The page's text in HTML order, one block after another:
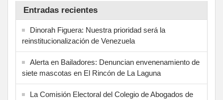
Entradas recientes
Dinorah Figuera: Nuestra prioridad será la
reinstitucionalización de Venezuela
Alerta en Bailadores: Denuncian envenenamiento de
siete mascotas en El Rincón de La Laguna
La Comisión Electoral del Colegio de Abogados de